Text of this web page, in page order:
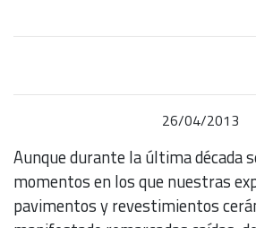
26/04/2013
Aunque durante la última década
momentos en los que nuestras
pavimentos y revestimientos